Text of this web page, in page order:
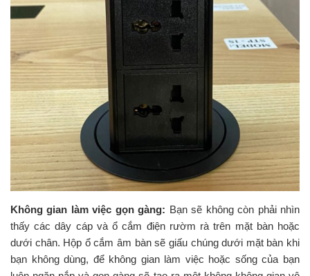
Không gian làm việc gọn gàng: Bạn sẽ không còn phải nhìn
thấy các dây cáp và ổ cắm điện rườm rà trên mặt bàn hoặc
dưới chân. Hộp ổ cắm âm bàn sẽ giấu chúng dưới mặt bàn khi
bạn không dùng, để không gian làm việc hoặc sống của bạn